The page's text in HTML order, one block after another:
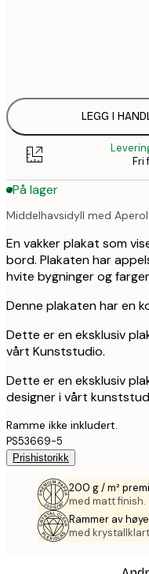
LEGG I
Fri
På lager
Middelhavsidyll med
En vakker plakat som
bord. Plakaten har
hvite bygninger og
Denne plakaten har en
Dette er en eksklusiv
vårt Kunststudio.
Dette er en eksklusiv
designer i vårt
Ramme ikke inkludert.
PS53669-5
Prishistorikk
200 g / m²
med matt finish.
Rammer av
med